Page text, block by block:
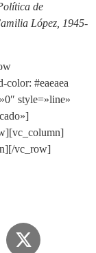
de
López, 1945-
color: #eaeaea
style=»line»
vc_row]